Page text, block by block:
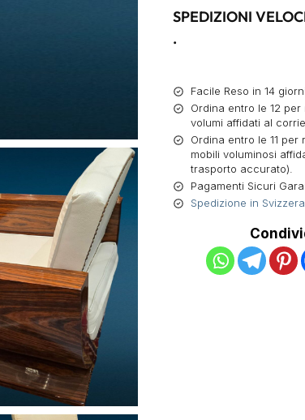
SPEDIZIONI
.
Facile Reso in 14 giorni
Ordina entro le 12
volumi affidati al
Ordina entro le 11
mobili voluminosi
trasporto accurato).
Pagamenti Sicuri
Spedizione in